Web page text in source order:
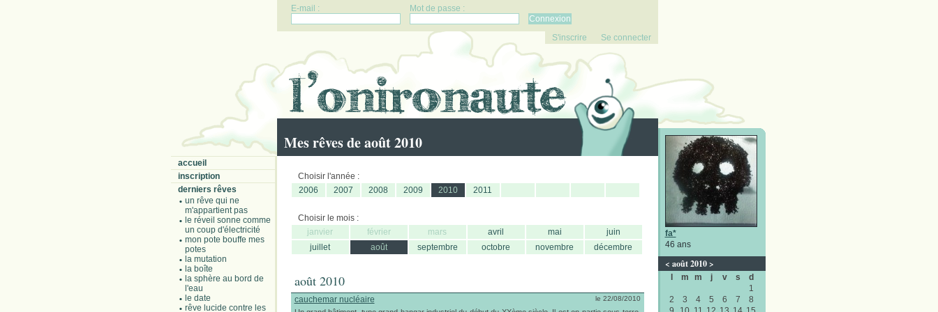
E-mail : Mot de passe :
S'inscrire Se connecter
Mes rêves de août 2010
accueil
inscription
derniers rêves
un rêve qui ne
m'appartient pas
le réveil sonne comme
un coup d'électricité
mon pote bouffe mes
potes
la mutation
la boîte
la sphère au bord de
l'eau
le date
rêve lucide contre les
fa*
46 ans
< août 2010 >
m m j v s
d
1
2
3 4 5 6 7
8
Choisir l'année :
2006
2007 2008 2009 2010 2011
Choisir le mois :
janvier
février mars avril mai
juin
juillet
août septembre octobre novembre décembre
août 2010
cauchemar nucléaire le 22/08/2010